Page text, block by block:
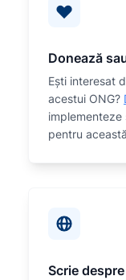
Donează
Eşti interesat
acestui ONG?
pentru
Scrie